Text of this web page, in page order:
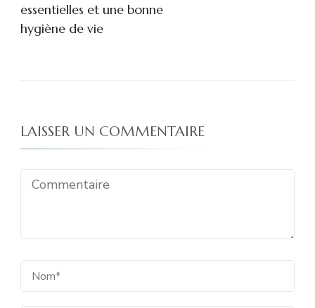
essentielles et une bonne
hygiène de vie
LAISSER UN COMMENTAIRE